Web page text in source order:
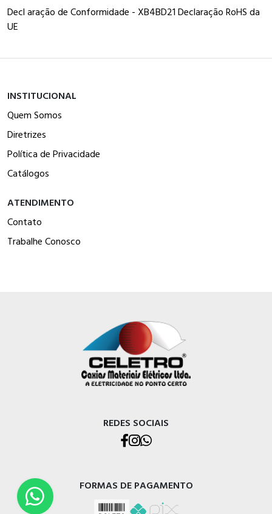
Decl aração de Conformidade - XB4BD21 Declaração RoHS da
UE
INSTITUCIONAL
Quem Somos
Diretrizes
Política de Privacidade
Catálogos
ATENDIMENTO
Contato
Trabalhe Conosco
REDES SOCIAIS
FORMAS DE PAGAMENTO